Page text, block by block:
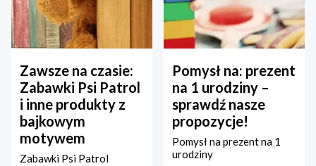
Zawsze na czasie:
Zabawki Psi Patrol
i inne produkty z
bajkowym
motywem
Zabawki Psi Patrol
Pomysł na: prezent
na 1 urodziny –
sprawdź nasze
propozycje!
Pomysł na prezent na 1
urodziny